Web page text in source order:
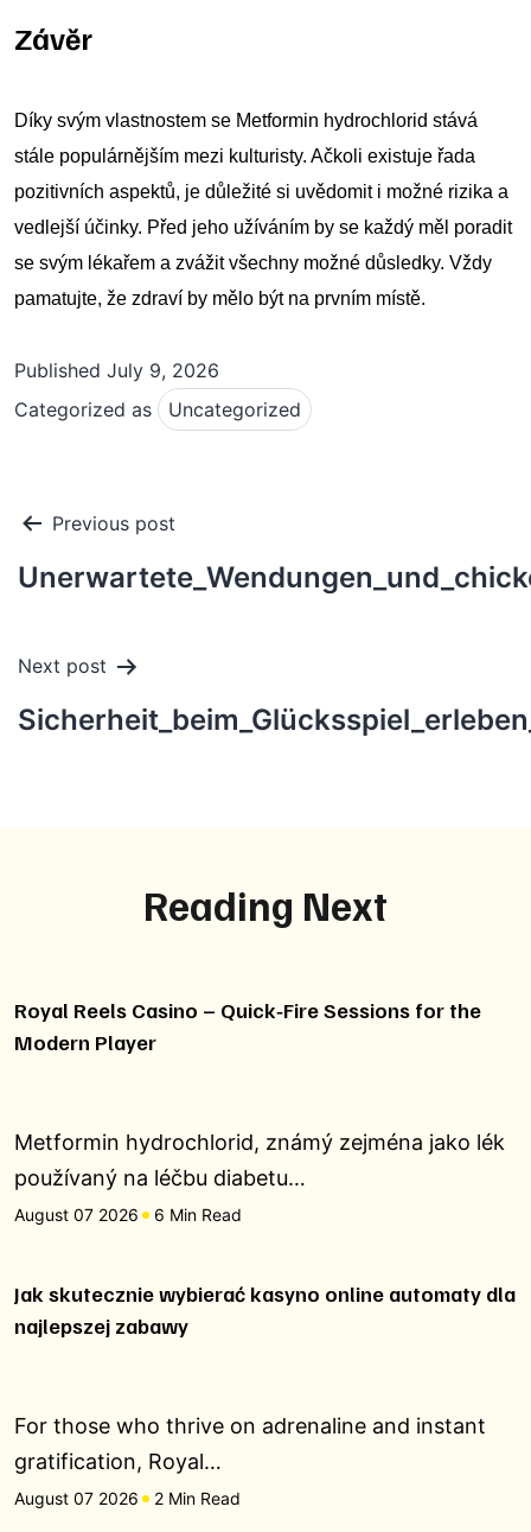
Závěr
Díky svým vlastnostem se Metformin hydrochlorid stává
stále populárnějším mezi kulturisty. Ačkoli existuje řada
pozitivních aspektů, je důležité si uvědomit i možné rizika a
vedlejší účinky. Před jeho užíváním by se každý měl poradit
se svým lékařem a zvážit všechny možné důsledky. Vždy
pamatujte, že zdraví by mělo být na prvním místě.
Published July 9, 2026
Categorized as
Uncategorized
Post
navigation
Previous post
Next post
Reading Next
Royal Reels Casino – Quick‑Fire Sessions for the
Modern Player
Metformin hydrochlorid, známý zejména jako lék
používaný na léčbu diabetu…
August 07 2026 6 Min Read
Jak skutecznie wybierać kasyno online automaty dla
najlepszej zabawy
For those who thrive on adrenaline and instant
gratification, Royal…
August 07 2026 2 Min Read